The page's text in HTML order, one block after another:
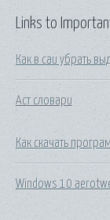
Links to
Как в саи убрать
Аст словари
Как скачать
Windows 10